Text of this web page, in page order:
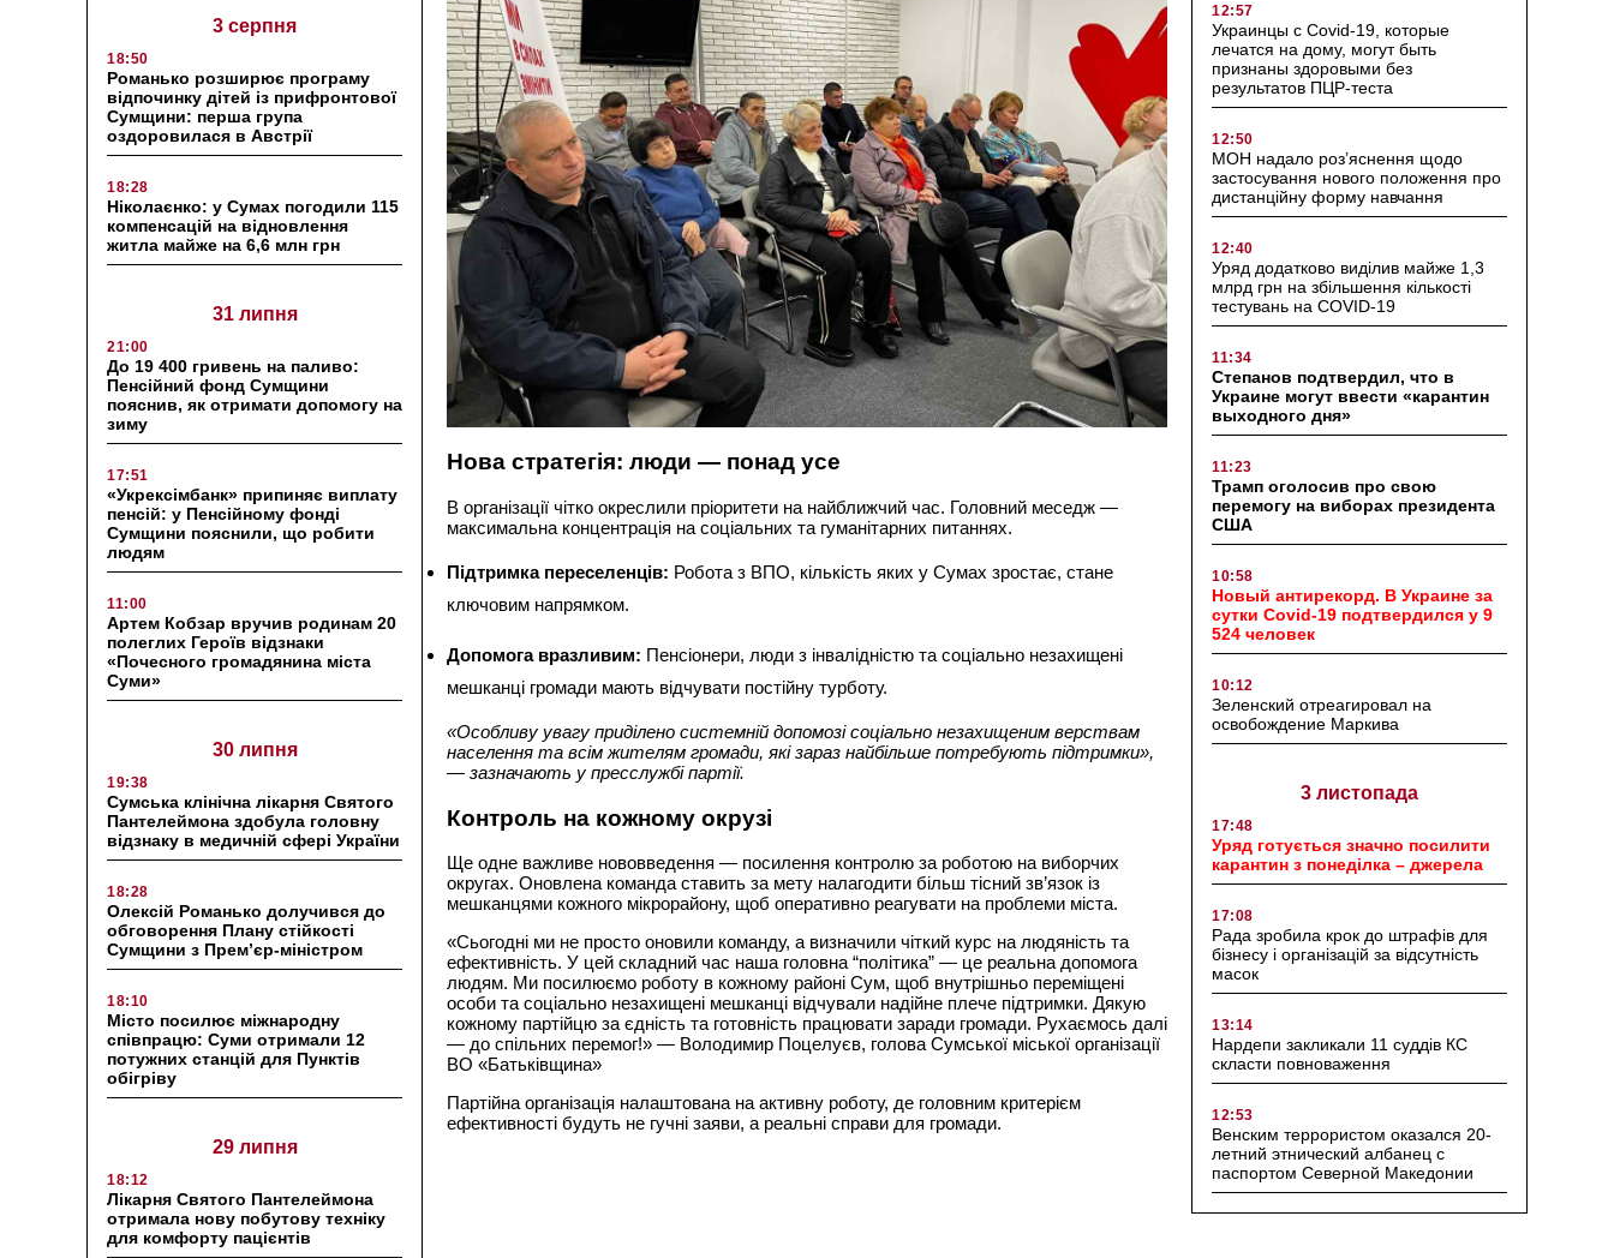
3 серпня
18:50
Романько розширює програму
відпочинку дітей із прифронтової
Сумщини: перша група
оздоровилася в Австрії
18:28
Ніколаєнко: у Сумах погодили 115
компенсацій на відновлення
житла майже на 6,6 млн грн
31 липня
21:00
До 19 400 гривень на паливо:
Пенсійний фонд Сумщини
пояснив, як отримати допомогу на
зиму
17:51
«Укрексімбанк» припиняє виплату
пенсій: у Пенсійному фонді
Сумщини пояснили, що робити
людям
11:00
Артем Кобзар вручив родинам 20
полеглих Героїв відзнаки
«Почесного громадянина міста
Суми»
30 липня
19:38
Сумська клінічна лікарня Святого
Пантелеймона здобула головну
відзнаку в медичній сфері України
18:28
Олексій Романько долучився до
обговорення Плану стійкості
Сумщини з Прем’єр-міністром
18:10
Місто посилює міжнародну
співпрацю: Суми отримали 12
потужних станцій для Пунктів
обігріву
29 липня
18:12
Лікарня Святого Пантелеймона
отримала нову побутову техніку
для комфорту пацієнтів
Нова стратегія: люди — понад усе
В організації чітко окреслили пріоритети на найближчий час. Головний меседж —
максимальна концентрація на соціальних та гуманітарних питаннях.
Підтримка переселенців: Робота з ВПО, кількість яких у Сумах зростає, стане
ключовим напрямком.
Допомога вразливим: Пенсіонери, люди з інвалідністю та соціально незахищені
мешканці громади мають відчувати постійну турботу.
«Особливу увагу приділено системній допомозі соціально незахищеним верствам
населення та всім жителям громади, які зараз найбільше потребують підтримки»,
— зазначають у пресслужбі партії.
Контроль на кожному окрузі
Ще одне важливе нововведення — посилення контролю за роботою на виборчих
округах. Оновлена команда ставить за мету налагодити більш тісний зв’язок із
мешканцями кожного мікрорайону, щоб оперативно реагувати на проблеми міста.
«Сьогодні ми не просто оновили команду, а визначили чіткий курс на людяність та
ефективність. У цей складний час наша головна “політика” — це реальна допомога
людям. Ми посилюємо роботу в кожному районі Сум, щоб внутрішньо переміщені
особи та соціально незахищені мешканці відчували надійне плече підтримки. Дякую
кожному партійцю за єдність та готовність працювати заради громади. Рухаємось далі
— до спільних перемог!» — Володимир Поцелуєв, голова Сумської міської організації
ВО «Батьківщина»
Партійна організація налаштована на активну роботу, де головним критерієм
ефективності будуть не гучні заяви, а реальні справи для громади.
12:57
Украинцы с Covid-19, которые
лечатся на дому, могут быть
признаны здоровыми без
результатов ПЦР-теста
12:50
МОН надало роз’яснення щодо
застосування нового положення про
дистанційну форму навчання
12:40
Уряд додатково виділив майже 1,3
млрд грн на збільшення кількості
тестувань на COVID-19
11:34
Степанов подтвердил, что в
Украине могут ввести «карантин
выходного дня»
11:23
Трамп оголосив про свою
перемогу на виборах президента
США
10:58
Новый антирекорд. В Украине за
сутки Covid-19 подтвердился у 9
524 человек
10:12
Зеленский отреагировал на
освобождение Маркива
3 листопада
17:48
Уряд готується значно посилити
карантин з понеділка – джерела
17:08
Рада зробила крок до штрафів для
бізнесу і організацій за відсутність
масок
13:14
Нардепи закликали 11 суддів КС
скласти повноваження
12:53
Венским террористом оказался 20-
летний этнический албанец с
паспортом Северной Македонии